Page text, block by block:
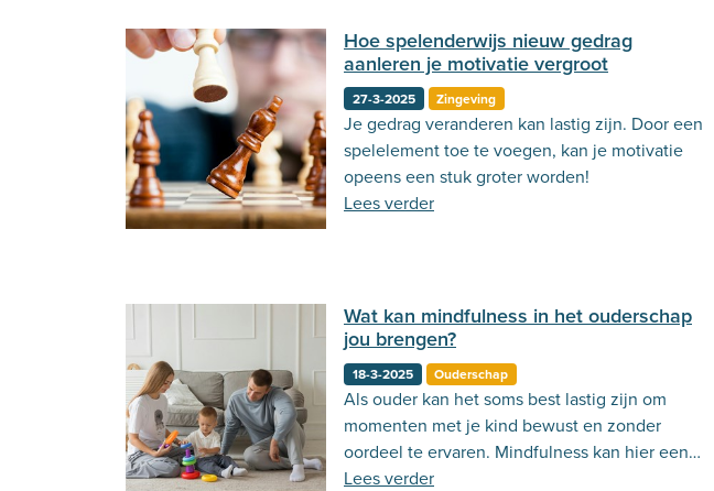
Hoe spelenderwijs nieuw gedrag
aanleren je motivatie vergroot
27-3-2025 Zingeving
Je gedrag veranderen kan lastig zijn. Door een
spelelement toe te voegen, kan je motivatie
opeens een stuk groter worden!
Lees verder
Wat kan mindfulness in het ouderschap
jou brengen?
18-3-2025 Ouderschap
Als ouder kan het soms best lastig zijn om
momenten met je kind bewust en zonder
oordeel te ervaren. Mindfulness kan hier een
een hulpmiddel in zijn.
Lees verder